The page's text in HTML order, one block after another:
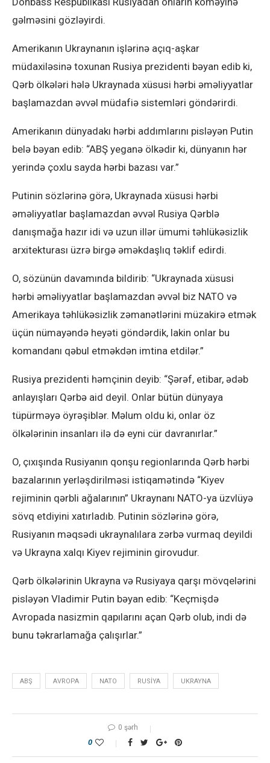
gəlməsini gözləyirdi.
Amerikanın Ukraynanın işlərinə açıq-aşkar
müdaxiləsinə toxunan Rusiya prezidenti bəyan edib ki,
Qərb ölkələri hələ Ukraynada xüsusi hərbi əməliyyatlar
başlamazdan əvvəl müdafiə sistemləri göndərirdi.
Amerikanın dünyadakı hərbi addımlarını pisləyən Putin
belə bəyan edib: “ABŞ yeganə ölkədir ki, dünyanın hər
yerində çoxlu sayda hərbi bazası var.”
Putinin sözlərinə görə, Ukraynada xüsusi hərbi
əməliyyatlar başlamazdan əvvəl Rusiya Qərblə
danışmağa hazır idi və uzun illər ümumi təhlükəsizlik
arxitekturası üzrə birgə əməkdaşlıq təklif edirdi.
O, sözünün davamında bildirib: “Ukraynada xüsusi
hərbi əməliyyatlar başlamazdan əvvəl biz NATO və
Amerikaya təhlükəsizlik zəmanətlərini müzakirə etmək
üçün nümayəndə heyəti göndərdik, lakin onlar bu
komandanı qəbul etməkdən imtina etdilər.”
Rusiya prezidenti həmçinin deyib: “Şərəf, etibar, ədəb
anlayışları Qərbə aid deyil. Onlar bütün dünyaya
tüpürməyə öyrəşiblər. Məlum oldu ki, onlar öz
ölkələrinin insanları ilə də eyni cür davranırlar.”
O, çıxışında Rusiyanın qonşu regionlarında Qərb hərbi
bazalarının yerləşdirilməsi istiqamətində “Kiyev
rejiminin qərbli ağalarının” Ukraynanı NATO-ya üzvlüyə
sövq etdiyini xatırladıb. Putinin sözlərinə görə,
Rusiyanın məqsədi ukraynalılara zərbə vurmaq deyildi
və Ukrayna xalqı Kiyev rejiminin girovudur.
Qərb ölkələrinin Ukrayna və Rusiyaya qarşı mövqelərini
pisləyən Vladimir Putin bəyan edib: “Keçmişdə
Avropada nasizmin qapılarını açan Qərb olub, indi də
bunu təkrarlamağa çalışırlar.”
ABŞ AVROPA NATO RUSIYA UKRAYNA
0 şərh
0